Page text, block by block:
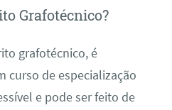
Grafotécnico?
grafotécnico, é
curso de especialização
e pode ser feito de